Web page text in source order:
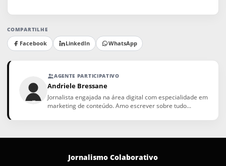
COMPARTILHE
Facebook LinkedIn WhatsApp
AGENTE PARTICIPATIVO
Andriele Bressane
Jornalista engajada na área digital com especialidade em
marketing de conteúdo. Amo escrever sobre tudo...
Jornalismo Colaborativo